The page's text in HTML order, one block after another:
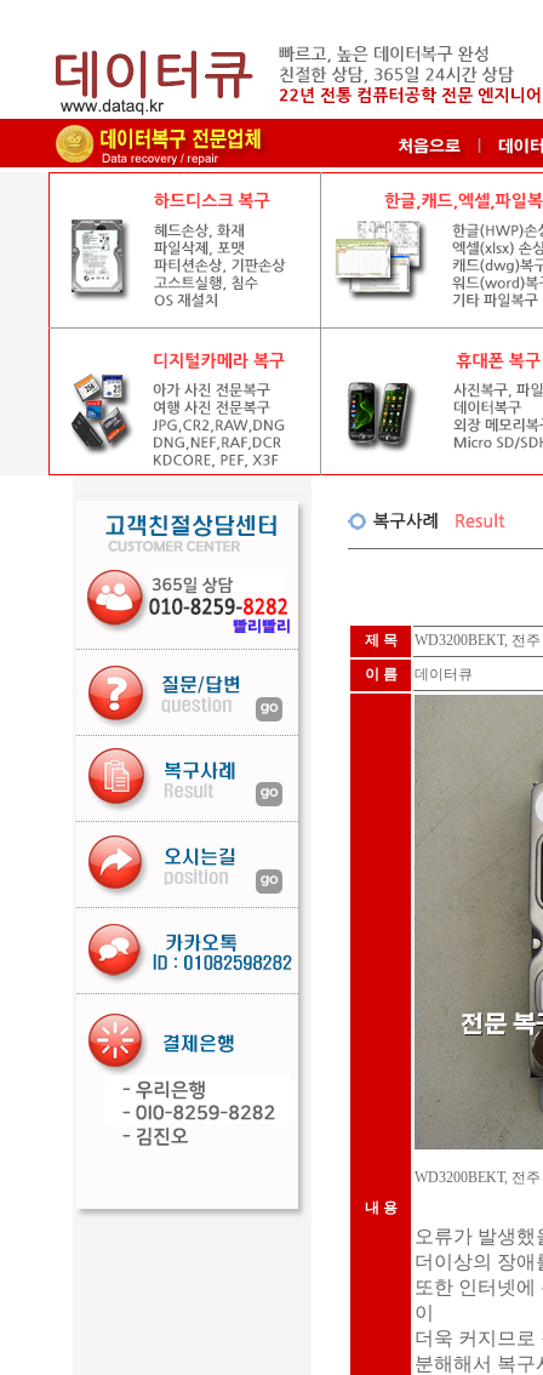
제 목
WD3200BEKT, 전
이 름
데이터큐
내 용
WD3200BEKT, 전
오류가 발생했
더이상의 장애
또한 인터넷
이
더욱 커지므로
분해해서 복구